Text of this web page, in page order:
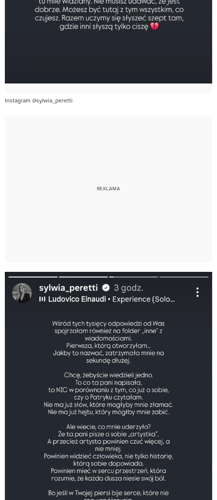
Instagram @sylwia_peretti